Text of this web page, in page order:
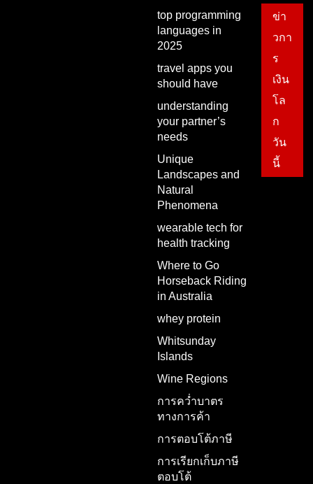
top programming
languages in
2025
travel apps you
should have
understanding
your partner’s
needs
Unique
Landscapes and
Natural
Phenomena
wearable tech for
health tracking
Where to Go
Horseback Riding
in Australia
whey protein
Whitsunday
Islands
Wine Regions
การคว่ำบาตร
ทางการค้า
การตอบโต้ภาษี
การเรียกเก็บภาษี
ตอบโต้
ข่า
วกา
ร
เงิน
โล
ก
วัน
นี้